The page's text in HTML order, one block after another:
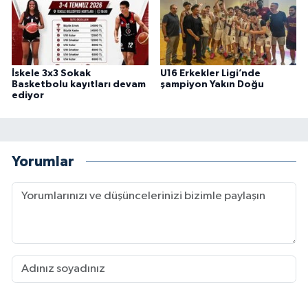
İskele 3x3 Sokak
Basketbolu kayıtları devam
ediyor
U16 Erkekler Ligi’nde
şampiyon Yakın Doğu
Yorumlar